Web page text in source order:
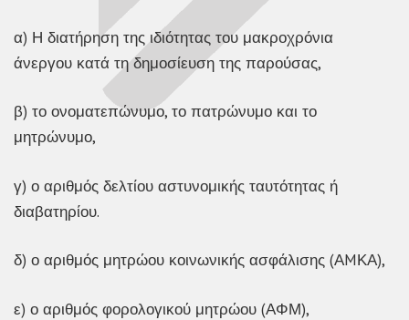
α) Η διατήρηση της ιδιότητας του μακροχρόνια
άνεργου κατά τη δημοσίευση της παρούσας,
β) το ονοματεπώνυμο, το πατρώνυμο και το
μητρώνυμο,
γ) ο αριθμός δελτίου αστυνομικής ταυτότητας ή
διαβατηρίου.
δ) ο αριθμός μητρώου κοινωνικής ασφάλισης (ΑMΚΑ),
ε) ο αριθμός φορολογικού μητρώου (ΑΦΜ),